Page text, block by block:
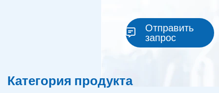
Отправить
запрос
Категория продукта